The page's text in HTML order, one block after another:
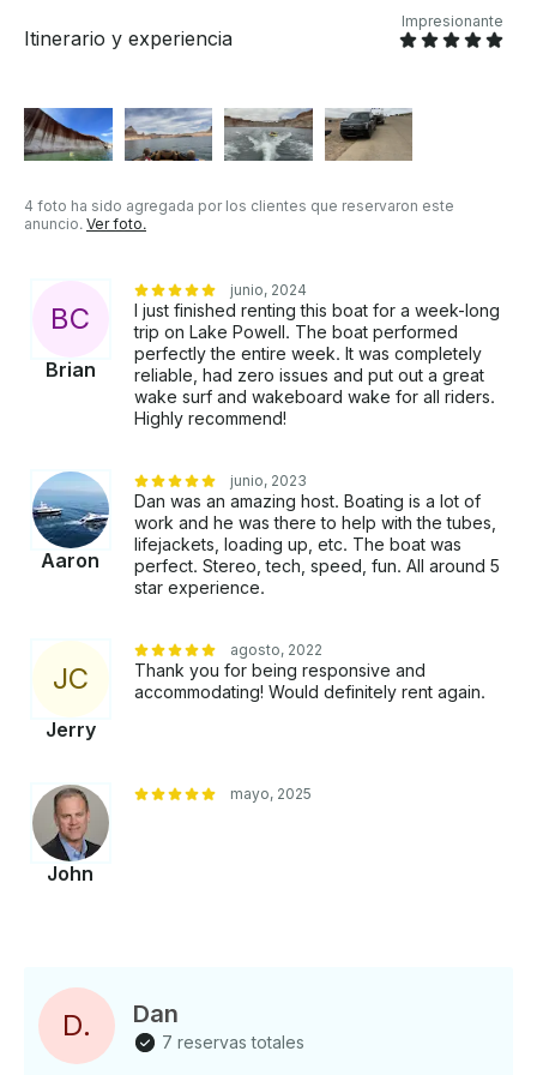
Itinerario y experiencia
Impresionante
4 foto ha sido agregada por los clientes que reservaron este
anuncio. Ver foto.
BC
Brian
junio, 2024
I just finished renting this boat for a week-long
trip on Lake Powell. The boat performed
perfectly the entire week. It was completely
reliable, had zero issues and put out a great
wake surf and wakeboard wake for all riders.
Highly recommend!
Aaron
junio, 2023
Dan was an amazing host. Boating is a lot of
work and he was there to help with the tubes,
lifejackets, loading up, etc. The boat was
perfect. Stereo, tech, speed, fun. All around 5
star experience.
JC
Jerry
agosto, 2022
Thank you for being responsive and
accommodating! Would definitely rent again.
John
mayo, 2025
D. Dan
7 reservas totales